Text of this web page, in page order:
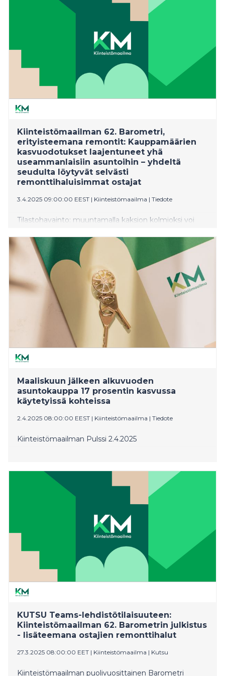
Kiinteistömaailman 62. Barometri,
erityisteemana remontit: Kauppamäärien
kasvuodotukset laajentuneet yhä
useammanlaisiin asuntoihin – yhdeltä
seudulta löytyvät selvästi
remonttihaluisimmat ostajat
3.4.2025 09:00:00 EEST | Kiinteistömaailma | Tiedote
Tilastohavainto: muuntamalla kaksion kolmioksi voi
Herttoniemessä tai Helsingin Käpylässä saada jopa
kymppitonnien hyödyn.
Maaliskuun jälkeen alkuvuoden
asuntokauppa 17 prosentin kasvussa
käytetyissä kohteissa
2.4.2025 08:00:00 EEST | Kiinteistömaailma | Tiedote
Kiinteistömaailman Pulssi 2.4.2025
KUTSU Teams-lehdistötilaisuuteen:
Kiinteistömaailman 62. Barometrin julkistus
- lisäteemana ostajien remonttihalut
27.3.2025 08:00:00 EET | Kiinteistömaailma | Kutsu
Kiinteistömaailman puolivuosittainen Barometri